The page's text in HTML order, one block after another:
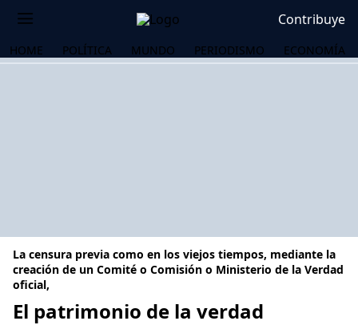
Contribuye
HOME POLÍTICA MUNDO PERIODISMO ECONOMÍA
La censura previa como en los viejos tiempos, mediante la
creación de un Comité o Comisión o Ministerio de la Verdad
oficial,
El patrimonio de la verdad